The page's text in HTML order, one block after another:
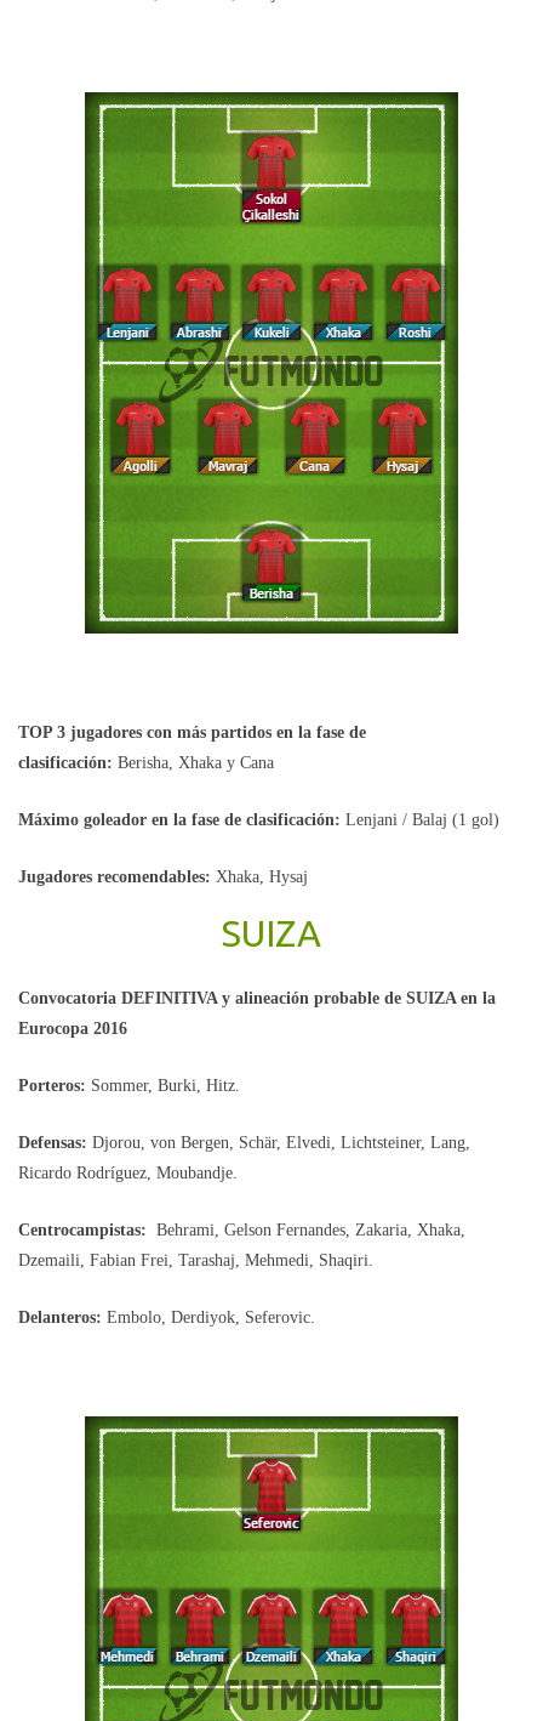
TOP 3 jugadores con más partidos en la fase de
clasificación: Berisha, Xhaka y Cana
Máximo goleador en la fase de clasificación: Lenjani / Balaj (1 gol)
Jugadores recomendables: Xhaka, Hysaj
SUIZA
Convocatoria DEFINITIVA y alineación probable de SUIZA en la
Eurocopa 2016
Porteros: Sommer, Burki, Hitz.
Defensas: Djorou, von Bergen, Schär, Elvedi, Lichtsteiner, Lang,
Ricardo Rodríguez, Moubandje.
Centrocampistas: Behrami, Gelson Fernandes, Zakaria, Xhaka,
Dzemaili, Fabian Frei, Tarashaj, Mehmedi, Shaqiri.
Delanteros: Embolo, Derdiyok, Seferovic.